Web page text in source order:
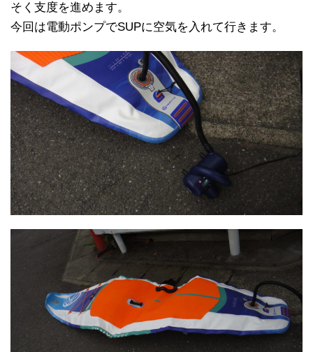
そく支度を進めます。
今回は電動ポンプでSUPに空気を入れて行きます。